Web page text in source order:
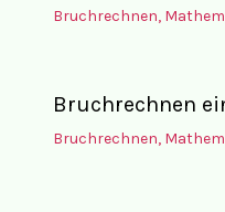
Bruchrechnen,
Bruchrechnen
Bruchrechnen,